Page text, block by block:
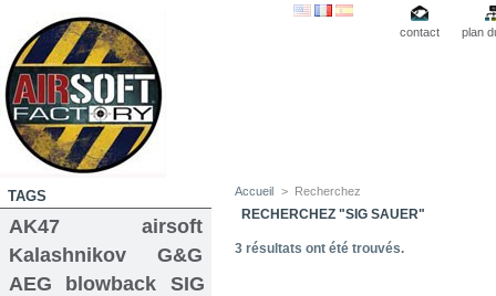
contact plan
TAGS
AK47
airsoft
Kalashnikov
G&G
AEG
blowback
SIG
Accueil > Recherchez
RECHERCHEZ "SIG SAUER"
3 résultats ont été trouvés.